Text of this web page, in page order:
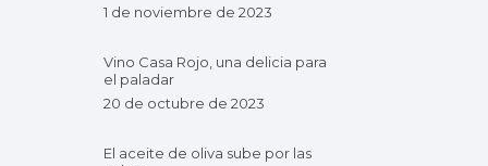
1 de noviembre de 2023
Vino Casa Rojo, una delicia para
el paladar
20 de octubre de 2023
El aceite de oliva sube por las